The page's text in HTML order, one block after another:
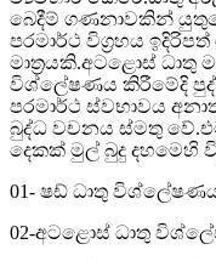
බෙදීම් ගණනාවකින්
පරමාර්ථ විග්‍රහය
මාත්‍රයකි.අටළොස් ධාතු
විශ්ලේෂණය කිරීමේදි
පරමාර්ථ ස්වභාවය
බුද්ධ වචනය ස්මතු
දෙකක් මුල් බුදු දහමෙහි
01- ෂඩ් ධාතු
02-අටළොස් ධාතු